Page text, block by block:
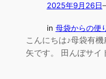
2025年9月26日
in 母袋からの便
こんにちは♪母袋有
矢です。 田んぼサ